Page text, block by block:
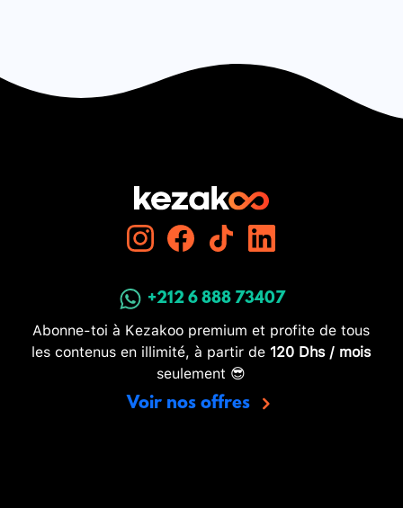
+212 6 888 73407
Abonne-toi à Kezakoo premium et profite de tous
les contenus en illimité, à partir de 120 Dhs / mois
seulement 😎
Voir nos offres